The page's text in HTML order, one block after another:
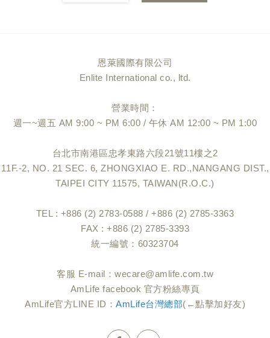
恩萊國際有限公司
Enlite International co., ltd.
營業時間：
週一~週五 AM 9:00 ~ PM 6:00 / 午休 AM 12:00 ~ PM 1:00
台北市南港區忠孝東路六段21號11樓之2
11F.-2, NO. 21 SEC. 6, ZHONGXIAO E. RD.,NANGANG DIST.,
TAIPEI CITY 11575, TAIWAN(R.O.C.)
TEL : +886 (2) 2783-0588 / +886 (2) 2785-3363
FAX : +886 (2) 2785-3393
統一編號：60323704
客服 E-mail： wecare@amlife.com.tw
AmLife facebook 官方粉絲專頁
AmLife官方LINE ID： AmLife台灣總部(←點擊加好友)